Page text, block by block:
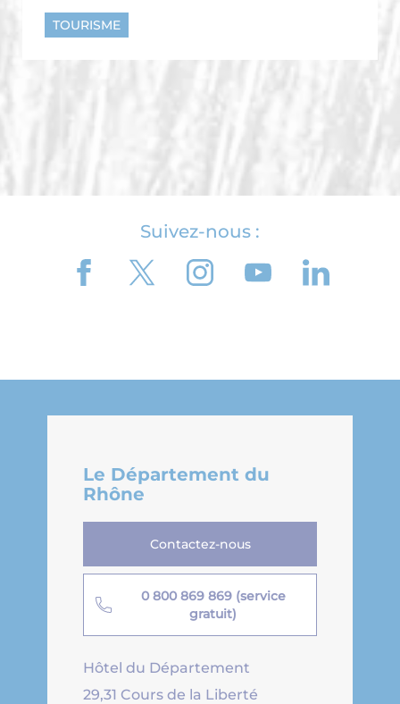
TOURISME
Suivez-nous :
Le Département du
Rhône
Contactez-nous
0 800 869 869 (service
gratuit)
Hôtel du Département
29,31 Cours de la Liberté